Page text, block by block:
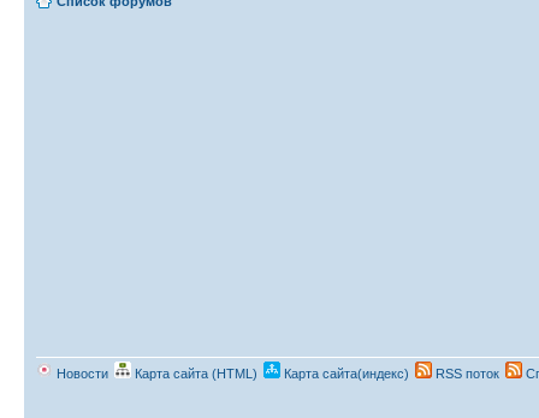
Новости Карта сайта (HTML) Карта сайта(индекс) RSS поток